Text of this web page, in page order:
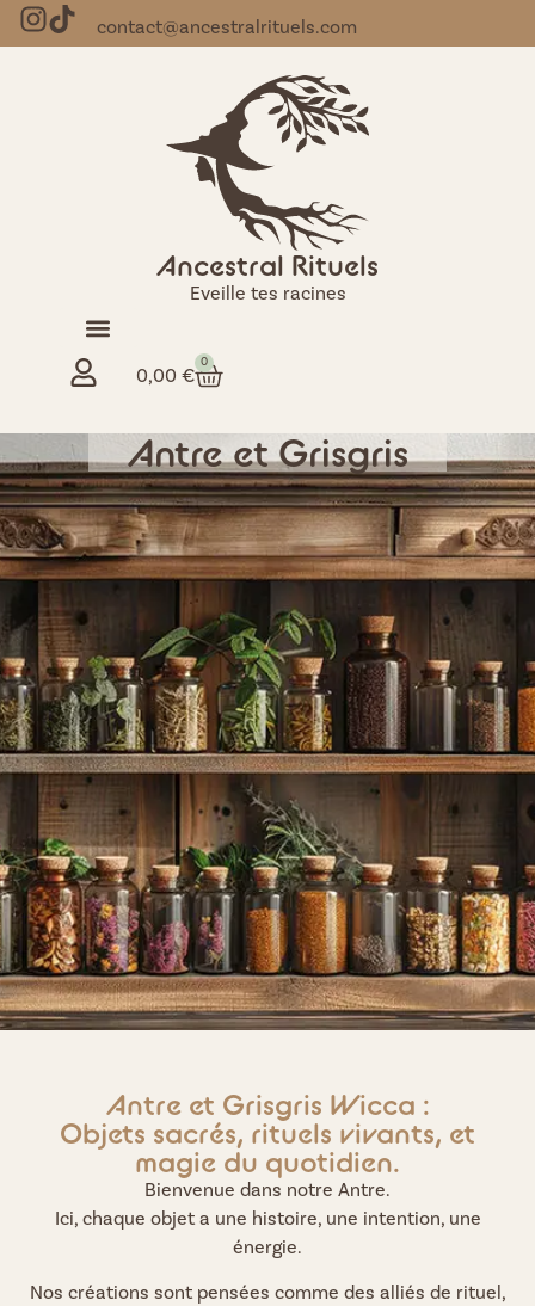
contact@ancestralrituels.com
Ancestral Rituels
Eveille tes racines
0,00 €
0
Antre et Grisgris
Antre et Grisgris Wicca :
Objets sacrés, rituels vivants, et
magie du quotidien.
Bienvenue dans notre Antre.
Ici, chaque objet a une histoire, une intention, une
énergie.
Nos créations sont pensées comme des alliés de rituel,